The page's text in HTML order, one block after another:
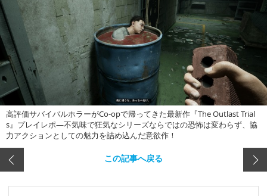
高評価サバイバルホラーがCo-opで帰ってきた最新作『The Outlast Trial
s』プレイレポ―不気味で狂気なシリーズならではの恐怖は変わらず、協
力アクションとしての魅力を詰め込んだ意欲作！
この記事へ戻る